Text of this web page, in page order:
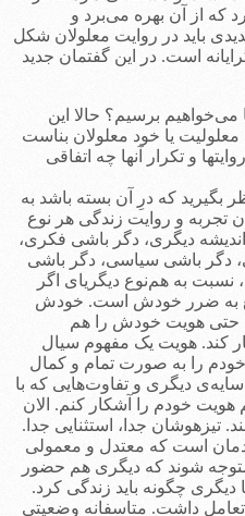
که از آن بهره می‌برد و
باید در روایت معلولان شکل
است. در این گفتمان جدید
می‌خواهیم برسیم؟ حالا این
معلولیت یا خود معلولان بناست
و تکرار آنها چه اتفاقی
بگیرید که درِ آن بسته باشد به
و روایت زندگی هر نوع
دیگری، دگر باشی فکری،
دگر باشی سیاسی، دگر باشی
به هم‌نوع دیگری­ای اگر
به ضرر خودش است. خودش
حتی هویت خودش را هم
کند. هویت یک مفهوم سیال
را به صورت تمام و کمال
سایه‌ی دیگری و تفاوت‌هایی که با
هویت خودم را آشکار کنم. الان
تیزهوشان جدا، استثنایی جدا.
است که معتدل و معمولی
شوند که دیگری هم حضور
دیگری چگونه باید زندگی کرد.
تعامل داشت. متاسفانه وضعیتی